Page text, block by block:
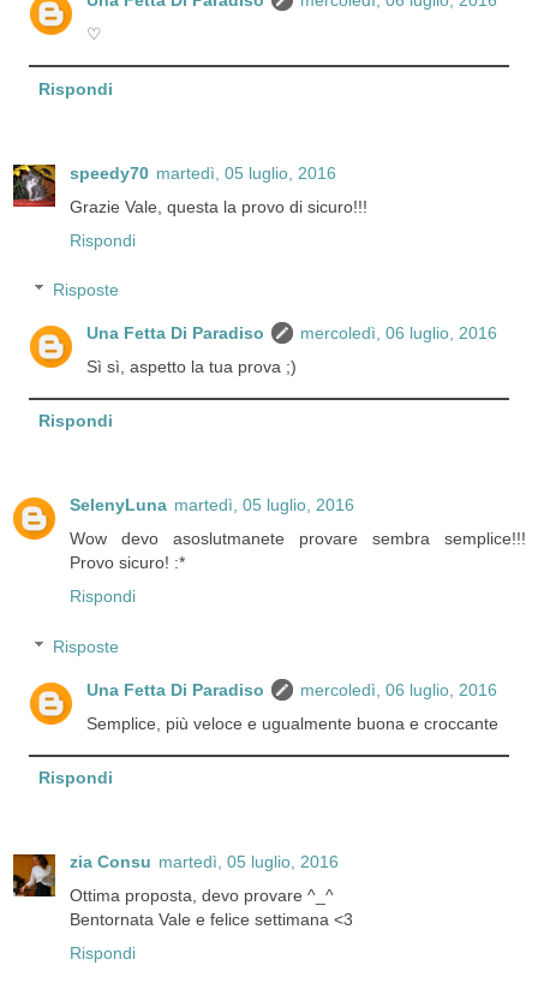
♡
Rispondi
speedy70 martedì, 05 luglio, 2016
Grazie Vale, questa la provo di sicuro!!!
Rispondi
Risposte
Una Fetta Di Paradiso
mercoledì, 06 luglio, 2016
Sì sì, aspetto la tua prova ;)
Rispondi
SelenyLuna martedì, 05 luglio, 2016
Wow devo asoslutmanete provare sembra semplice!!!
Provo sicuro! :*
Rispondi
Risposte
Una Fetta Di Paradiso
mercoledì, 06 luglio, 2016
Semplice, più veloce e ugualmente buona e croccante
Rispondi
zia Consu martedì, 05 luglio, 2016
Ottima proposta, devo provare ^_^
Bentornata Vale e felice settimana <3
Rispondi